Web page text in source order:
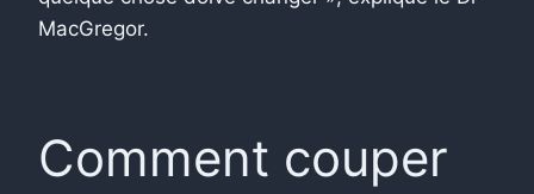
MacGregor.
Comment couper